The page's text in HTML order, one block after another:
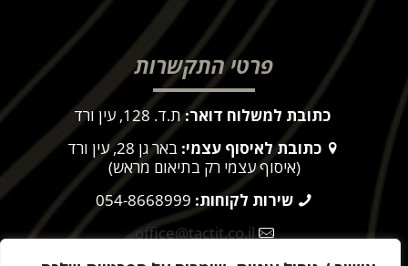
פרטי התקשרות
כתובת למשלוח דואר:ת.ד. 128, עין ורד
כתובת לאיסוף עצמי: באר גן 28, עין ורד
(איסוף עצמי רק בתיאום מראש)
שירות לקוחות: 054-8668999
office@tactit.co.il